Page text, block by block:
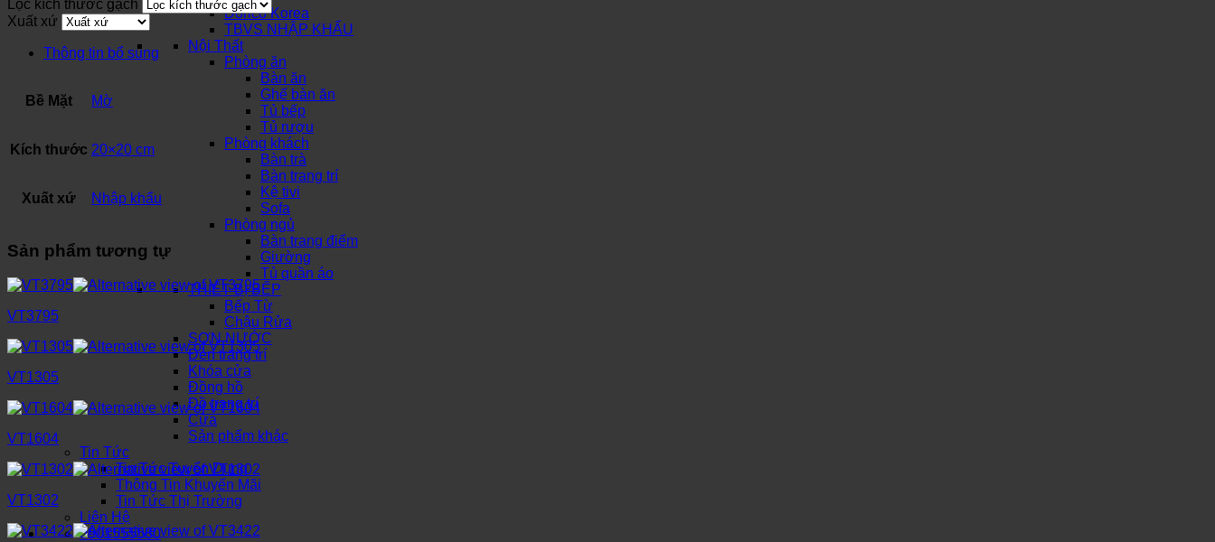
Dorico Korea
TBVS NHẬP KHẨU
Nội Thất
Phòng ăn
Bàn ăn
Ghế bàn ăn
Tủ bếp
Tủ rượu
Phòng khách
Bàn trà
Bàn trang trí
Kệ tivi
Sofa
Phòng ngủ
Bàn trang điểm
Giường
Tủ quần áo
THIẾT BỊ BẾP
Bếp Từ
Chậu Rửa
SƠN NƯỚC
Đèn trang trí
Khóa cửa
Đồng hồ
Đồ trang trí
Cửa
Sản phẩm khác
Tin Tức
Tin Tức Tuyển Dụng
Thông Tin Khuyến Mãi
Tin Tức Thị Trường
Liên Hệ
0901555580
Lọc kích thước gạch
Xuất xứ
Thông tin bổ sung
Bề Mặt Mờ
Kích thước 20×20 cm
Xuất xứ Nhập khẩu
Sản phẩm tương tự
VT3795
VT1305
VT1604
VT1302